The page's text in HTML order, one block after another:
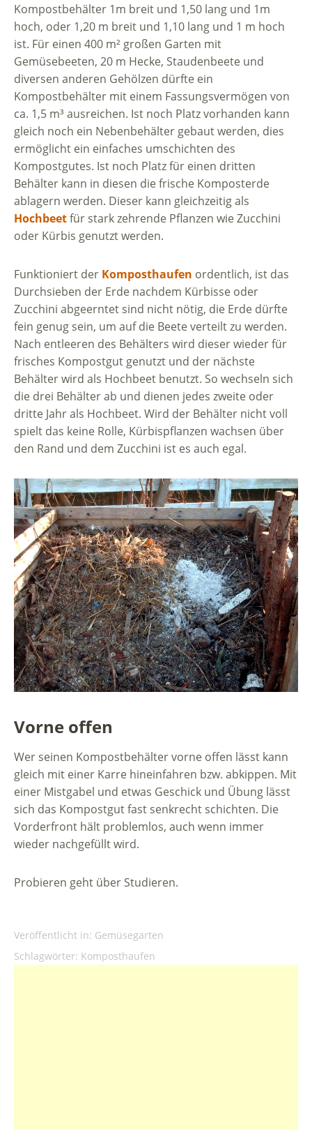
Kompostbehälter 1m breit und 1,50 lang und 1m
hoch, oder 1,20 m breit und 1,10 lang und 1 m hoch
ist. Für einen 400 m² großen Garten mit
Gemüsebeeten, 20 m Hecke, Staudenbeete und
diversen anderen Gehölzen dürfte ein
Kompostbehälter mit einem Fassungsvermögen von
ca. 1,5 m³ ausreichen. Ist noch Platz vorhanden kann
gleich noch ein Nebenbehälter gebaut werden, dies
ermöglicht ein einfaches umschichten des
Kompostgutes. Ist noch Platz für einen dritten
Behälter kann in diesen die frische Komposterde
ablagern werden. Dieser kann gleichzeitig als
Hochbeetfür stark zehrende Pflanzen wie Zucchini
oder Kürbis genutzt werden.
Funktioniert der Komposthaufen ordentlich, ist das
Durchsieben der Erde nachdem Kürbisse oder
Zucchini abgeerntet sind nicht nötig, die Erde dürfte
fein genug sein, um auf die Beete verteilt zu werden.
Nach entleeren des Behälters wird dieser wieder für
frisches Kompostgut genutzt und der nächste
Behälter wird als Hochbeet benutzt. So wechseln sich
die drei Behälter ab und dienen jedes zweite oder
dritte Jahr als Hochbeet. Wird der Behälter nicht voll
spielt das keine Rolle, Kürbispflanzen wachsen über
den Rand und dem Zucchini ist es auch egal.
Vorne offen
Wer seinen Kompostbehälter vorne offen lässt kann
gleich mit einer Karre hineinfahren bzw. abkippen. Mit
einer Mistgabel und etwas Geschick und Übung lässt
sich das Kompostgut fast senkrecht schichten. Die
Vorderfront hält problemlos, auch wenn immer
wieder nachgefüllt wird.
Probieren geht über Studieren.
Veröffentlicht in: Gemüsegarten
Schlagwörter: Komposthaufen